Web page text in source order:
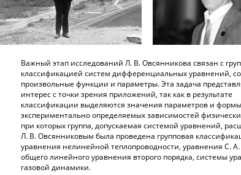
Важный этап исследований Л. В. Овсянникова связан с
классификацией систем дифференциальных уравнений,
произвольные функции и параметры. Эта задача
интерес с точки зрения приложений, так как в результате
классификации выделяются значения параметров и формы
экспериментально определяемых зависимостей
при которых группа, допускаемая системой уравнений,
Л. В. Овсянниковым была проведена групповая
уравнения нелинейной теплопроводности, уравнения С.
общего линейного уравнения второго порядка, системы
газовой динамики.